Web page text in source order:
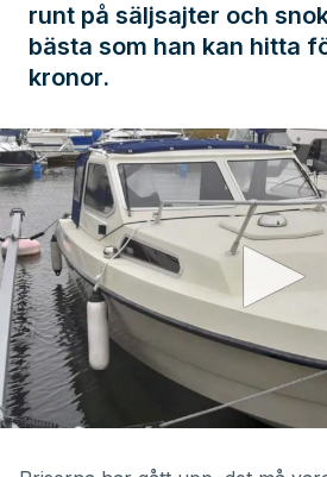
runt på säljsajter och
bästa som han kan hitta
kronor.